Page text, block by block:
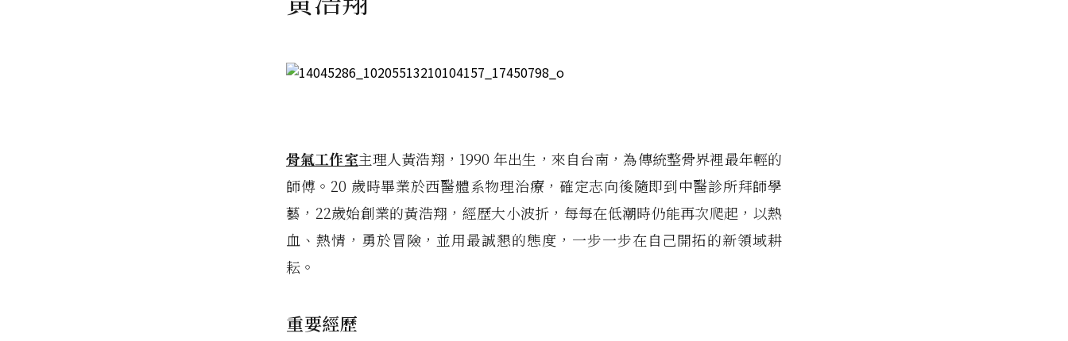
骨氣工作室主理人黃浩翔，1990 年出生，來自台南，為傳統整骨界裡最年輕的
師傅。20 歲時畢業於西醫體系物理治療，確定志向後隨即到中醫診所拜師學
藝，22歲始創業的黃浩翔，經歷大小波折，每每在低潮時仍能再次爬起，以熱
血、熱情，勇於冒險，並用最誠懇的態度，一步一步在自己開拓的新領域耕
耘。
重要經歷